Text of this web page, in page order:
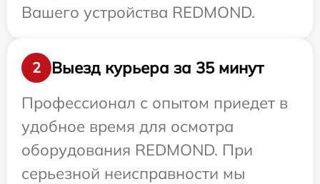
Вашего устройства REDMOND.
2
Выезд курьера за 35 минут
Профессионал с опытом приедет в
удобное время для осмотра
оборудования REDMOND. При
серьезной неисправности мы